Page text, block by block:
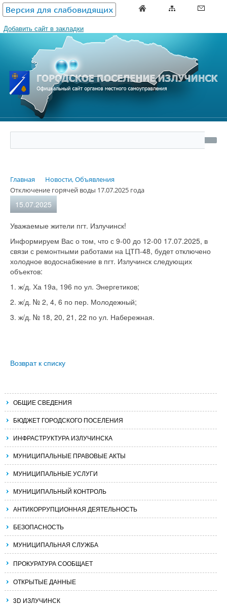
Версия для слабовидящих
Добавить сайт в закладки
Главная
Новости, Объявления
Отключение горячей воды 17.07.2025 года
15.07.2025
Уважаемые жители пгт. Излучинск!
Информируем Вас о том, что с 9-00 до 12-00 17.07.2025, в
связи с ремонтными работами на ЦТП-48, будет отключено
холодное водоснабжение в пгт. Излучинск следующих
объектов:
1. ж/д. Ха 19а, 196 по ул. Энергетиков;
2. ж/д. № 2, 4, 6 по пер. Молодежный;
3. ж/д. № 18, 20, 21, 22 по ул. Набережная.
Возврат к списку
ОБЩИЕ СВЕДЕНИЯ
БЮДЖЕТ ГОРОДСКОГО ПОСЕЛЕНИЯ
ИНФРАСТРУКТУРА ИЗЛУЧИНСКА
МУНИЦИПАЛЬНЫЕ ПРАВОВЫЕ АКТЫ
МУНИЦИПАЛЬНЫЕ УСЛУГИ
МУНИЦИПАЛЬНЫЙ КОНТРОЛЬ
АНТИКОРРУПЦИОННАЯ ДЕЯТЕЛЬНОСТЬ
БЕЗОПАСНОСТЬ
МУНИЦИПАЛЬНАЯ СЛУЖБА
ПРОКУРАТУРА СООБЩАЕТ
ОТКРЫТЫЕ ДАННЫЕ
3D ИЗЛУЧИНСК